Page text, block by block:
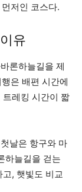
저인 코스다.
유
론하늘길을 제
은 배편 시간에
레킹 시간이 짧
날은 항구와 마
하늘길을 걷는
, 햇빛도 비교